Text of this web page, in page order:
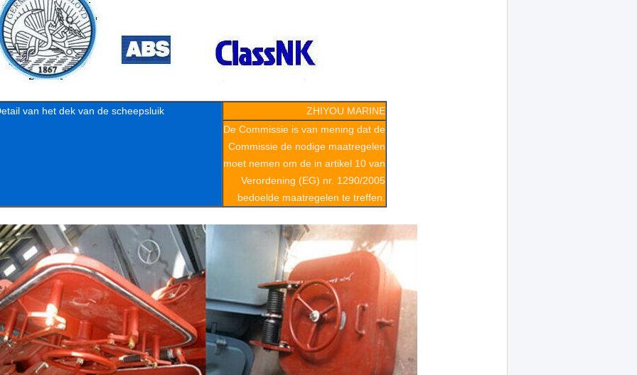
van het dek van de scheepsluik
ZHIYOU MARINE
De Commissie is van mening dat de
Commissie de nodige maatregelen
moet nemen om de in artikel 10 van
Verordening (EG) nr. 1290/2005
bedoelde maatregelen te treffen.